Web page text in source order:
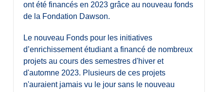
ont été financés en 2023 grâce au nouveau fonds
de la Fondation Dawson.
Le nouveau Fonds pour les initiatives
d’enrichissement étudiant a financé de nombreux
projets au cours des semestres d'hiver et
d'automne 2023. Plusieurs de ces projets
n'auraient jamais vu le jour sans le nouveau